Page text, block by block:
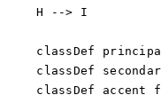
    H --> I
classDef
classDef
classDef accent